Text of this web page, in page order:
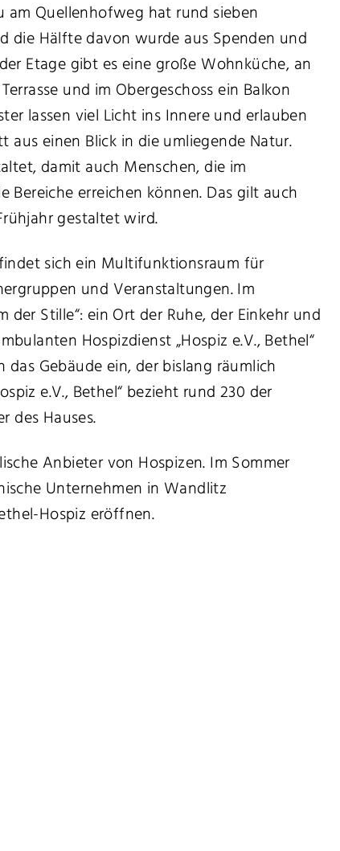
am Quellenhofweg hat rund sieben
die Hälfte davon wurde aus Spenden und
Etage gibt es eine große Wohnküche, an
und im Obergeschoss ein Balkon
lassen viel Licht ins Innere und erlauben
aus einen Blick in die umliegende Natur.
damit auch Menschen, die im
Bereiche erreichen können. Das gilt auch
gestaltet wird.
sich ein Multifunktionsraum für
und Veranstaltungen. Im
der Stille“: ein Ort der Ruhe, der Einkehr und
Hospizdienst „Hospiz e.V., Bethel“
Gebäude ein, der bislang räumlich
e.V., Bethel“ bezieht rund 230 der
des Hauses.
Anbieter von Hospizen. Im Sommer
Unternehmen in Wandlitz
Hospiz eröffnen.